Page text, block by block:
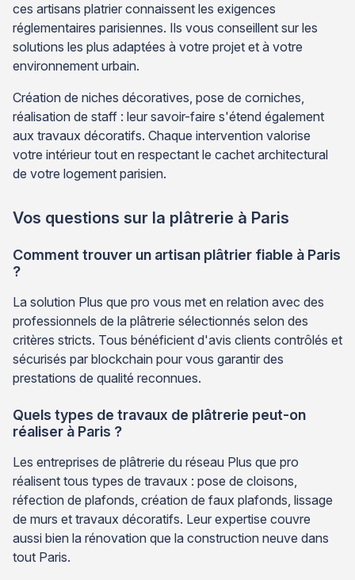
ces artisans platrier connaissent les exigences
réglementaires parisiennes. Ils vous conseillent sur les
solutions les plus adaptées à votre projet et à votre
environnement urbain.
Création de niches décoratives, pose de corniches,
réalisation de staff : leur savoir-faire s'étend également
aux travaux décoratifs. Chaque intervention valorise
votre intérieur tout en respectant le cachet architectural
de votre logement parisien.
Vos questions sur la plâtrerie à Paris
Comment trouver un artisan plâtrier fiable à Paris
?
La solution Plus que pro vous met en relation avec des
professionnels de la plâtrerie sélectionnés selon des
critères stricts. Tous bénéficient d'avis clients contrôlés et
sécurisés par blockchain pour vous garantir des
prestations de qualité reconnues.
Quels types de travaux de plâtrerie peut-on
réaliser à Paris ?
Les entreprises de plâtrerie du réseau Plus que pro
réalisent tous types de travaux : pose de cloisons,
réfection de plafonds, création de faux plafonds, lissage
de murs et travaux décoratifs. Leur expertise couvre
aussi bien la rénovation que la construction neuve dans
tout Paris.